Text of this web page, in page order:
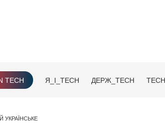
TECH Я_І_TECH ДЕРЖ_TECH
УКРАЇНСЬКЕ